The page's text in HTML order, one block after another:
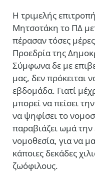
Η τριμελής
Μητσοτάκη το ΠΔ
πέρασαν τόσες
Προεδρία της
Σύμφωνα δε με
μας, δεν πρόκειται
εβδομάδα. Γιατί
μπορεί να πείσει
να ψηφίσει το
παραβιάζει ωμά την
νομοθεσία, για να
κάποιες δεκάδες
ζωόφιλους.